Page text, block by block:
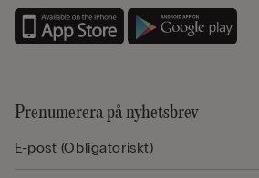
Prenumerera på nyhetsbrev